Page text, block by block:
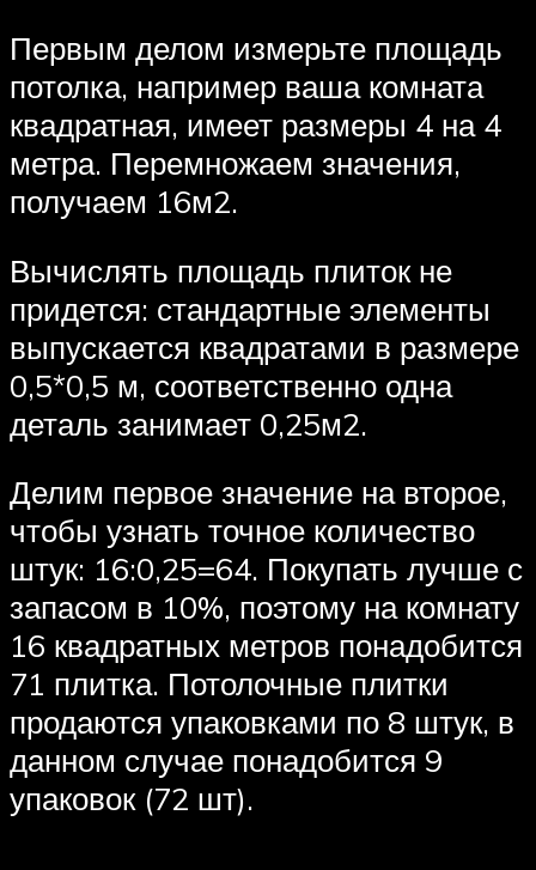
Первым делом измерьте площадь
потолка, например ваша комната
квадратная, имеет размеры 4 на 4
метра. Перемножаем значения,
получаем 16м2.
Вычислять площадь плиток не
придется: стандартные элементы
выпускается квадратами в размере
0,5*0,5 м, соответственно одна
деталь занимает 0,25м2.
Делим первое значение на второе,
чтобы узнать точное количество
штук: 16:0,25=64. Покупать лучше с
запасом в 10%, поэтому на комнату
16 квадратных метров понадобится
71 плитка. Потолочные плитки
продаются упаковками по 8 штук, в
данном случае понадобится 9
упаковок (72 шт).